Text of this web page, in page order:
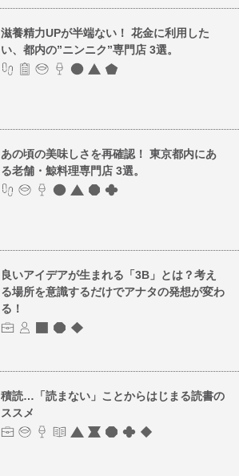
滋養精力UPが半端ない！ 花金に利用した
い、都内の”ニンニク”専門店 3選。
あの頃の美味しさを再確認！ 東京都内にあ
る老舗・鯨料理専門店 3選。
良いアイデアが生まれる「3B」とは？考え
る場所を意識するだけでアナタの発想が変わ
る！
積読…「読まない」ことからはじまる読書の
ススメ